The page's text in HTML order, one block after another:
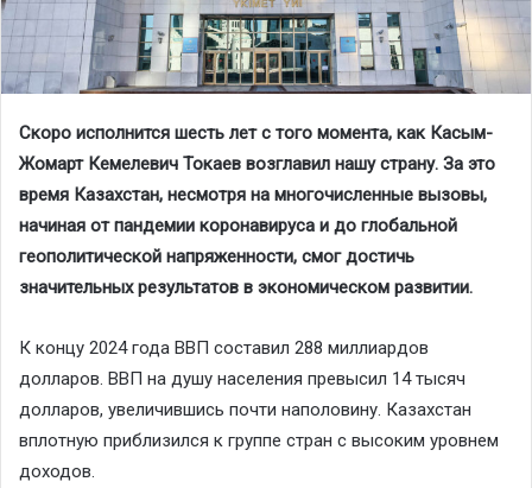
Скоро исполнится шесть лет с того момента, как Касым-
Жомарт Кемелевич Токаев возглавил нашу страну. За это
время Казахстан, несмотря на многочисленные вызовы,
начиная от пандемии коронавируса и до глобальной
геополитической напряженности, смог достичь
значительных результатов в экономическом развитии.
К концу 2024 года ВВП составил 288 миллиардов
долларов. ВВП на душу населения превысил 14 тысяч
долларов, увеличившись почти наполовину. Казахстан
вплотную приблизился к группе стран с высоким уровнем
доходов.